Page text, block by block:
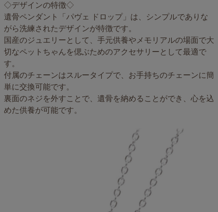
◇デザインの特徴◇
遺骨ペンダント「パヴェ ドロップ」は、シンプルでありな
がら洗練されたデザインが特徴です。
国産のジュエリーとして、手元供養やメモリアルの場面で大
切なペットちゃんを偲ぶためのアクセサリーとして最適で
す。
付属のチェーンはスルータイプで、お手持ちのチェーンに簡
単に交換可能です。
裏面のネジを外すことで、遺骨を納めることができ、心を込
めた供養が可能です。